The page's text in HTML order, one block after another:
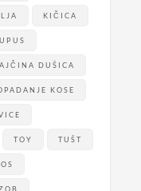
KIČICA
DUŠICA
KOSE
TOY TUŠT